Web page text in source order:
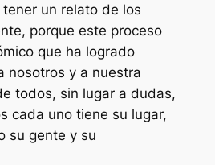
un relato de los
porque este proceso
que ha logrado
nosotros y a nuestra
todos, sin lugar a dudas,
cada uno tiene su lugar,
su gente y su